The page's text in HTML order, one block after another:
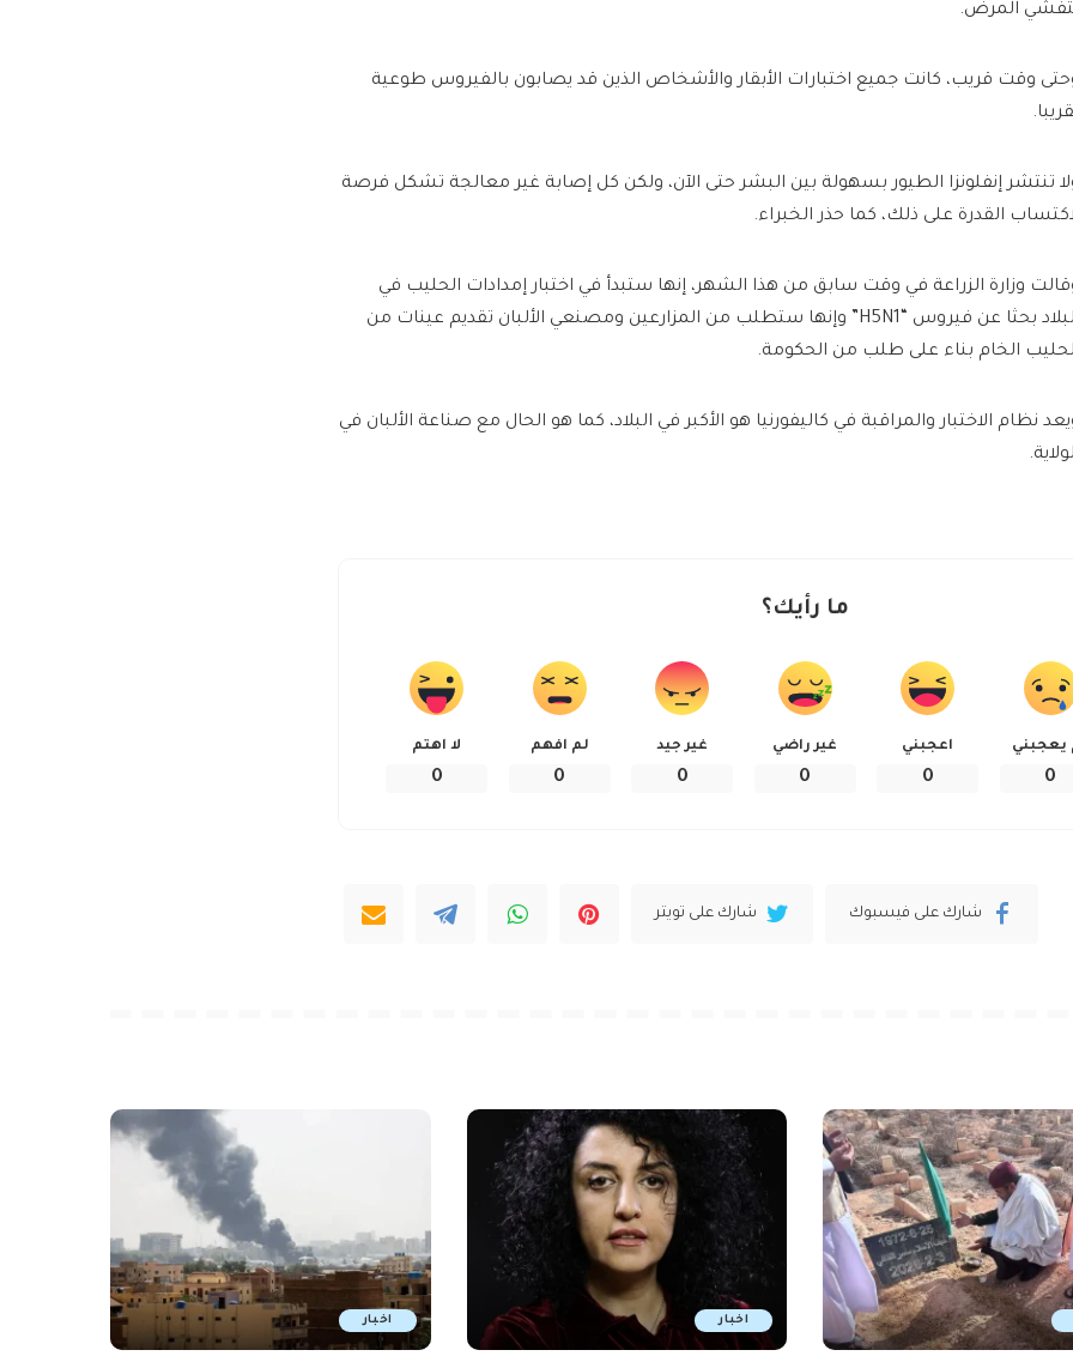
المرض.
وقت قريب، كانت جميع اختبارات الأبقار والأشخاص الذين قد يصابون بالفيروس طوعية
تنتشر إنفلونزا الطيور بسهولة بين البشر حتى الآن، ولكن كل إصابة غير معالجة تشكل فرصة
القدرة على ذلك، كما حذر الخبراء.
وزارة الزراعة في وقت سابق من هذا الشهر، إنها ستبدأ في اختبار إمدادات الحليب في
البلاد بحثا عن فيروس “H5N1” وإنها ستطلب من المزارعين ومصنعي الألبان تقديم عينات من
الخام بناء على طلب من الحكومة.
نظام الاختبار والمراقبة في كاليفورنيا هو الأكبر في البلاد، كما هو الحال مع صناعة الألبان في
ما رأيك؟
يعجبني
0
اعجبني
0
غير راضي
0
غير جيد
0
لم افهم
0
لا اهتم
0
شارك على فيسبوك شارك على تويتر
اخبار اخبار